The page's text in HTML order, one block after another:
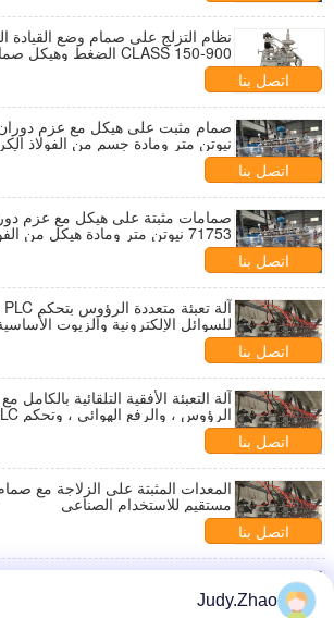
CLASS 150-900 الضغط وهيكل صمام الكرة العائم
اتصل بنا
نيوتن متر ومادة جسم من الفولاذ
والموليبدينوم، الفولاذ المقاوم
تخفيض الضغط اتصل بنا
71753 نيوتن متر ومادة هيكل من
الكروم والموليبدينوم، الفولاذ
الضغط، تقليل الضغط وتخفيف الضغط اتصل بنا
للسوائل الإلكترونية والزيوت
اتصل بنا
آلة التعبئة الأفقية التلقائية
وصمغ السيليكون ، وصمغ الختم
اتصل بنا
المعدات المثبتة على الزلاجة مع
مستقيم للاستخدام الصناعي
اتصل بنا
للاستخدام الصناعيJudy.Zhao